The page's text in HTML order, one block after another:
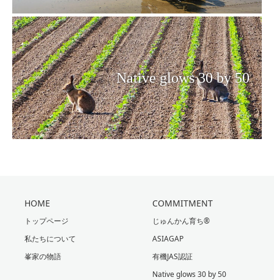
Native glows 30 by 50
HOME
トップページ
私たちについて
峯家の物語
COMMITMENT
じゅんかん育ち®
ASIAGAP
有機JAS認証
Native glows 30 by 50